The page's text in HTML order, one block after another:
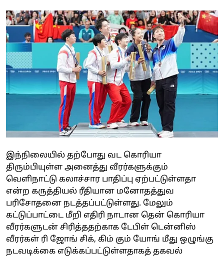
இந்நிலையில் தற்போது வட கொரியா
திரும்பியுள்ள அனைத்து வீரர்களுக்கும்
வெளிநாட்டு கலாச்சார பாதிப்பு ஏற்பட்டுள்ளதா
என்ற கருத்தியல் ரீதியான மனோதத்துவ
பரிசோதனை நடத்தப்பட்டுள்ளது. மேலும்
கட்டுப்பாட்டை மீறி எதிரி நாடான தென் கொரியா
வீரர்களுடன் சிரித்ததற்காக டேபிள் டென்னிஸ்
வீரர்கள் ரி ஜோங் சிக், கிம் கும் யோங் மீது ஒழுங்கு
நடவடிக்கை எடுக்கப்பட்டுள்ளதாகத் தகவல்